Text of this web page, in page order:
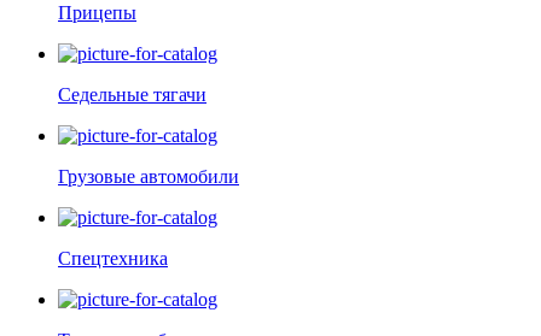
Прицепы
Седельные тягачи
Грузовые автомобили
Спецтехника